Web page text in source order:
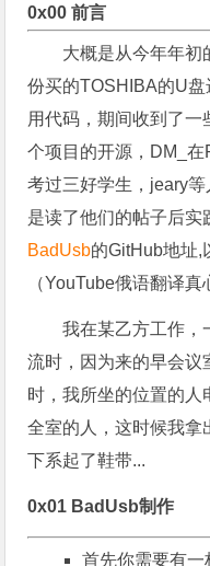
0x00 前言
大概是从今年年初
份买的TOSHIBA的U
用代码，期间收到了
个项目的开源，DM_
考过三好学生，jeary
是读了他们的帖子后实
BadUsb的GitHub地址,
（YouTube俄语翻译真
我在某乙方工作，
流时，因为来的早会议
时，我所坐的位置的人
全室的人，这时候我
下系起了鞋带...
0x01 BadUsb制作
首先你需要有